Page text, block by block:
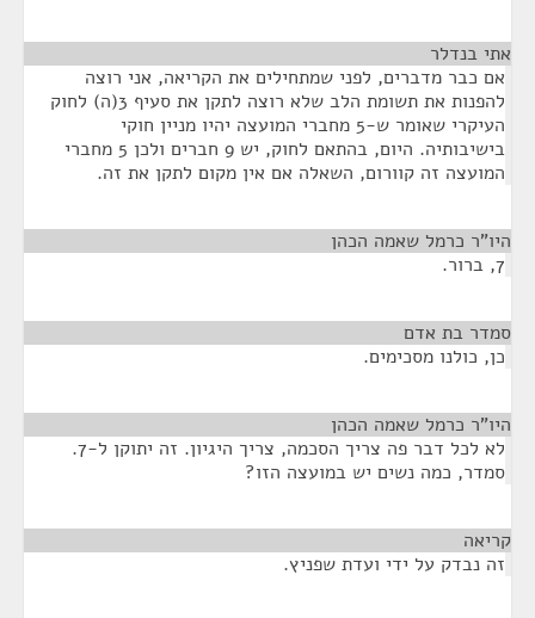
אתי בנדלר
אם כבר מדברים, לפני שמתחילים את הקריאה, אני רוצה
להפנות את תשומת הלב שלא רוצה לתקן את סעיף 3(ה) לחוק
העיקרי שאומר ש-5 מחברי המועצה יהיו מניין חוקי
בישיבותיה. היום, בהתאם לחוק, יש 9 חברים ולכן 5 מחברי
המועצה זה קוורום, השאלה אם אין מקום לתקן את זה.
היו"ר כרמל שאמה הכהן
7, ברור.
סמדר בת אדם
כן, כולנו מסכימים.
היו"ר כרמל שאמה הכהן
לא לכל דבר פה צריך הסכמה, צריך היגיון. זה יתוקן ל-7.
סמדר, כמה נשים יש במועצה הזו?
קריאה
זה נבדק על ידי ועדת שפניץ.